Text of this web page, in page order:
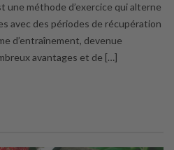
méthode d’exercice qui alterne
avec des périodes de récupération
d’entraînement, devenue
avantages et de […]